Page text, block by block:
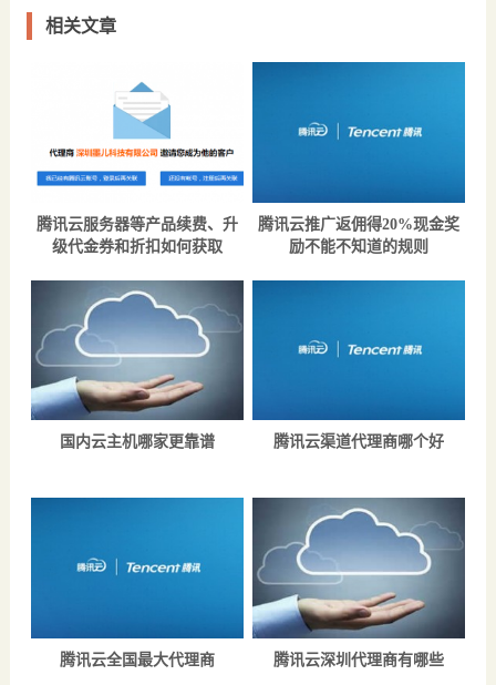
相关文章
腾讯云服务器等产品续费、升
级代金券和折扣如何获取
腾讯云推广返佣得20%现金奖
励不能不知道的规则
国内云主机哪家更靠谱 腾讯云渠道代理商哪个好
腾讯云全国最大代理商 腾讯云深圳代理商有哪些